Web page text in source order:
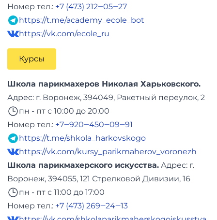
Номер тел.: +7 (473) 212‒05‒27
https://t.me/academy_ecole_bot
https://vk.com/ecole_ru
Курсы
Школа парикмахеров Николая Харьковского.
Адреc: г. Воронеж, 394049, Ракетный переулок, 2
пн - пт с 10:00 до 20:00
Номер тел.: +7‒920‒450‒09‒91
https://t.me/shkola_harkovskogo
https://vk.com/kursy_parikmaherov_voronezh
Школа парикмахерского искусства. Адреc: г.
Воронеж, 394055, 121 Стрелковой Дивизии, 16
пн - пт с 11:00 до 17:00
Номер тел.: +7 (473) 269‒24‒13